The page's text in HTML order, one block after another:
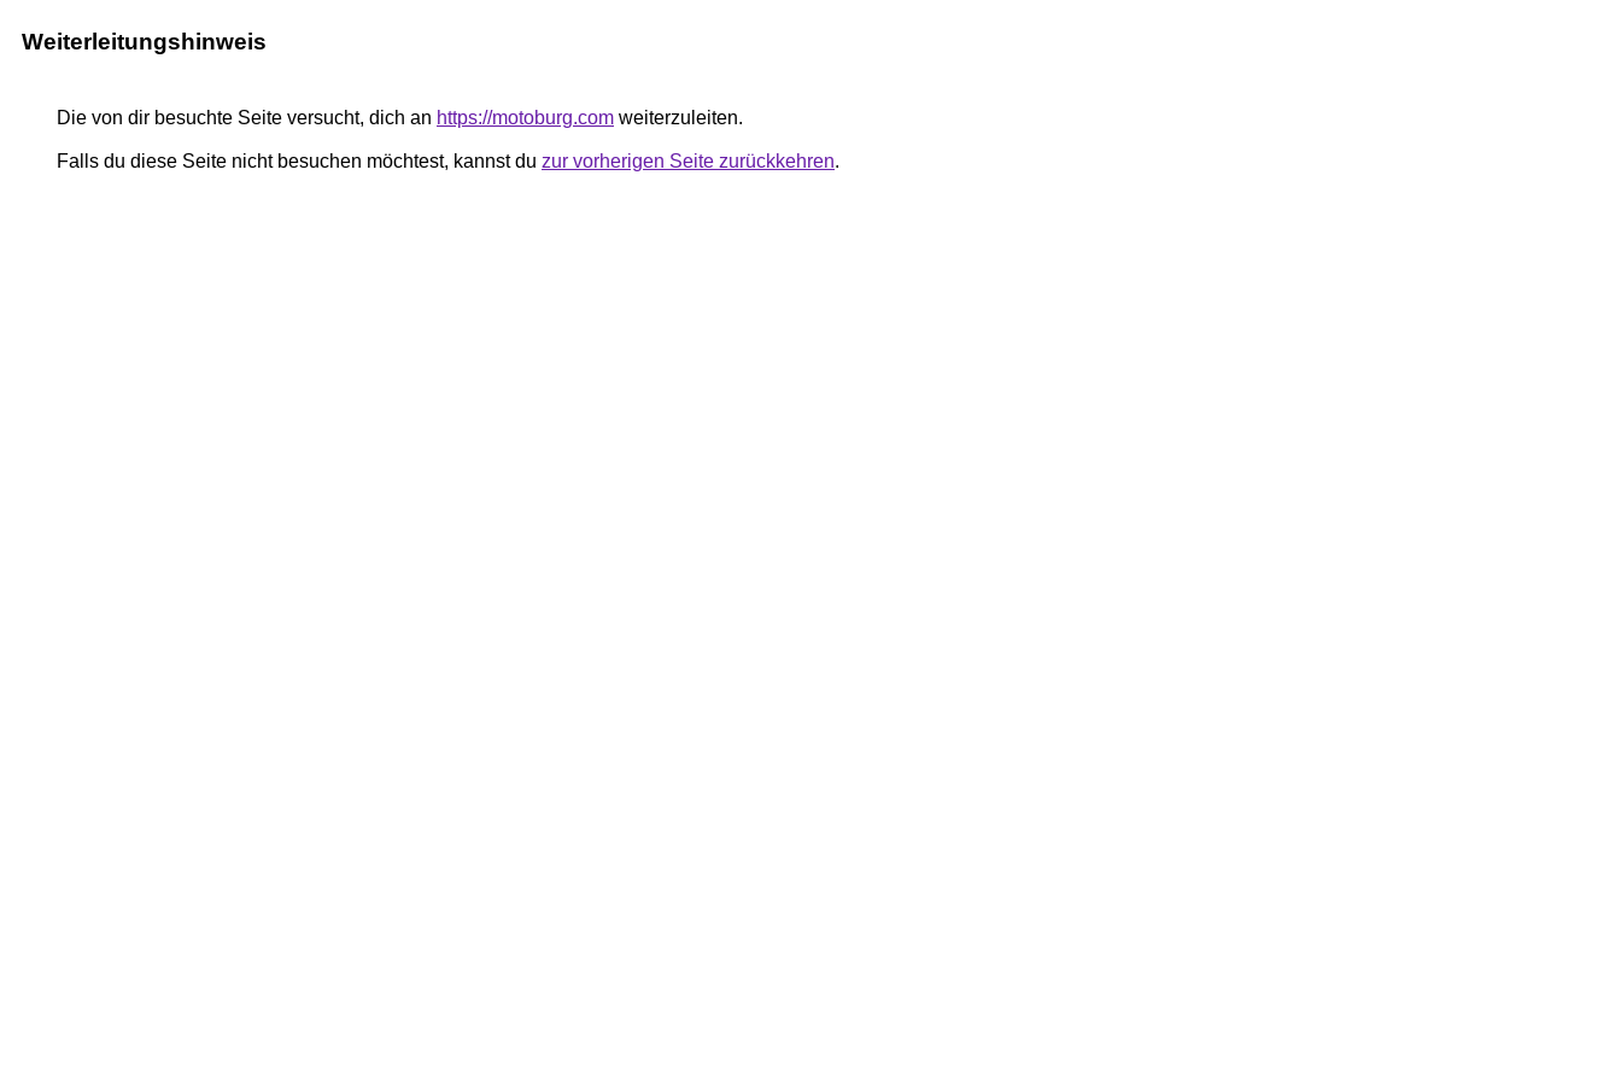
Weiterleitungshinweis
Die von dir besuchte Seite versucht, dich an https://motoburg.com weiterzuleiten.
Falls du diese Seite nicht besuchen möchtest, kannst du zur vorherigen Seite zurückkehren.